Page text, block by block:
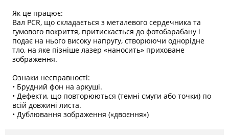
Як це працює:
Вал PCR, що складається з металевого сердечника та
гумового покриття, притискається до фотобарабану і
подає на нього високу напругу, створюючи однорідне
тло, на яке пізніше лазер «наносить» приховане
зображення.
Ознаки несправності:
• Брудний фон на аркуші.
• Дефекти, що повторюються (темні смуги або точки) по
всій довжині листа.
• Дублювання зображення («двоєння»)